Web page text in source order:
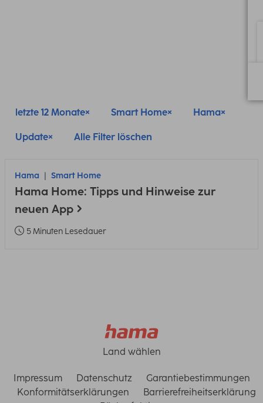
letzte 12 Monate Smart Home Hama
Update Alle Filter löschen
Hama Smart Home
Hama Home: Tipps und Hinweise zur
neuen App
5 Minuten Lesedauer
Land wählen
Impressum Datenschutz
Garantiebestimmungen
Konformitätserklärungen
Barrierefreiheitserklärung